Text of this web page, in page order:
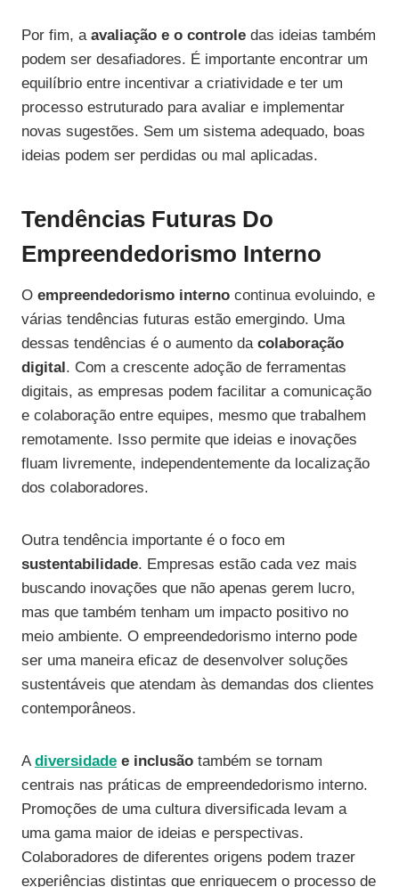
Por fim, a avaliação e o controle das ideias também
podem ser desafiadores. É importante encontrar um
equilíbrio entre incentivar a criatividade e ter um
processo estruturado para avaliar e implementar
novas sugestões. Sem um sistema adequado, boas
ideias podem ser perdidas ou mal aplicadas.
Tendências Futuras Do
Empreendedorismo Interno
O empreendedorismo interno continua evoluindo, e
várias tendências futuras estão emergindo. Uma
dessas tendências é o aumento da colaboração
digital . Com a crescente adoção de ferramentas
digitais, as empresas podem facilitar a comunicação
e colaboração entre equipes, mesmo que trabalhem
remotamente. Isso permite que ideias e inovações
fluam livremente, independentemente da localização
dos colaboradores.
Outra tendência importante é o foco em
sustentabilidade. Empresas estão cada vez mais
buscando inovações que não apenas gerem lucro,
mas que também tenham um impacto positivo no
meio ambiente. O empreendedorismo interno pode
ser uma maneira eficaz de desenvolver soluções
sustentáveis que atendam às demandas dos clientes
contemporâneos.
Adiversidade e inclusão também se tornam
centrais nas práticas de empreendedorismo interno.
Promoções de uma cultura diversificada levam a
uma gama maior de ideias e perspectivas.
Colaboradores de diferentes origens podem trazer
experiências distintas que enriquecem o processo de